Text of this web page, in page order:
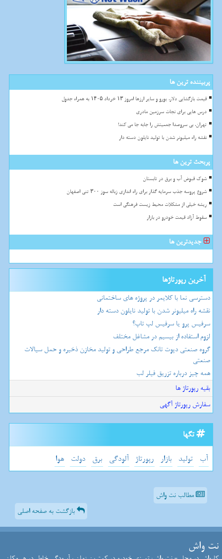
پربیننده ترین ها
قیمت بازگشایی دلار، یورو و سایر ارزها امروز ۱۳ خرداد ۱۴۰۵ به همراه جدول
درس هایی برای نجات سرزمین مادری
تهران، بی سروصدا جمعیتش را جابه جا می کند!
نقشه راه میلیونر شدن با تولید نایلون دسته دار
پربحث ترین ها
شوک قبوض آب و برق در تابستان
شروع پروسه جذب سرمایه گذار برای راه اندازی زباله سوز ۳۰۰ تنی اصفهان
ریشه خیلی از مشکلات محیط زیست فرهنگی است
سقوط آزاد قیمت خودرو در بازار
جدیدترین ها
آخرین رپورتاژها
دسترسی نما با کلایمر در پروژه های ساختمانی
نقشه راه میلیونر شدن با تولید نایلون دسته دار
سرفیس پرو یا سرفیس لپ تاپ؟
لزوم استفاده از بیسیم در مشاغل مختلف
گروه صنعتی دپوت تانک مرجع طراحی و تولید مخازن ذخیره و حمل سیالات
صنعتی
همه چیز درباره تزریق فیلر لب
بقیه رپورتاژ ها
سفارش رپورتاژ آگهی
تگها
آب تولید بازار رپورتاژ آلودگی برق دولت هوا
مطالب نت واش
بازگشت به صفحه اصلی
نت واش